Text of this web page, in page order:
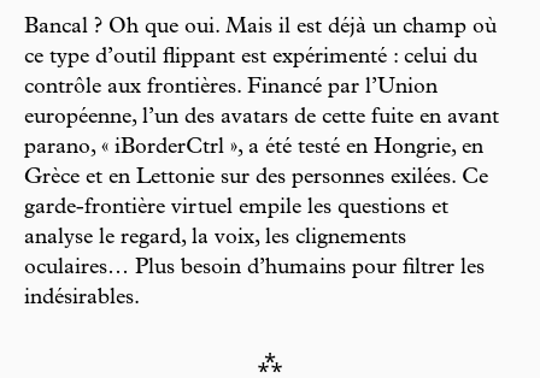
Bancal ? Oh que oui. Mais il est déjà un champ où
ce type d’outil flippant est expérimenté : celui du
contrôle aux frontières. Financé par l’Union
européenne, l’un des avatars de cette fuite en avant
parano, « iBorderCtrl », a été testé en Hongrie, en
Grèce et en Lettonie sur des personnes exilées. Ce
garde-frontière virtuel empile les questions et
analyse le regard, la voix, les clignements
oculaires… Plus besoin d’humains pour filtrer les
indésirables.
⁂